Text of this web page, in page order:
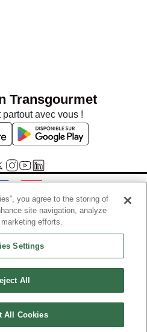
Transgourmet
avec vous !
alcooliques aux mineurs de
de 18 ans
est exigée au moment de la vente
de la santé publique, Aar.l.3342-1 et l.3353-3
© Tous droits réservés
you agree to the storing of
site navigation, analyze
efforts.
Settings
All
All Cookies